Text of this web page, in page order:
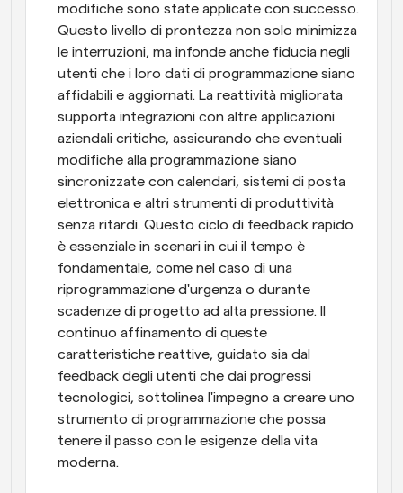
modifiche sono state applicate con successo.
Questo livello di prontezza non solo minimizza
le interruzioni, ma infonde anche fiducia negli
utenti che i loro dati di programmazione siano
affidabili e aggiornati. La reattività migliorata
supporta integrazioni con altre applicazioni
aziendali critiche, assicurando che eventuali
modifiche alla programmazione siano
sincronizzate con calendari, sistemi di posta
elettronica e altri strumenti di produttività
senza ritardi. Questo ciclo di feedback rapido
è essenziale in scenari in cui il tempo è
fondamentale, come nel caso di una
riprogrammazione d'urgenza o durante
scadenze di progetto ad alta pressione. Il
continuo affinamento di queste
caratteristiche reattive, guidato sia dal
feedback degli utenti che dai progressi
tecnologici, sottolinea l'impegno a creare uno
strumento di programmazione che possa
tenere il passo con le esigenze della vita
moderna.